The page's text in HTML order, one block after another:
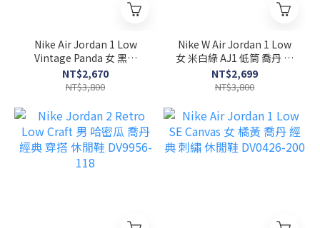
Nike Air Jordan 1 Low
Vintage Panda 女 黑白
AJ1 休閒鞋 FB9893-101
NT$2,670
NT$3,800
Nike W Air Jordan 1 Low
女 米白綠 AJ1 低筒 喬丹 經
典 休閒鞋 DC0774-001
NT$2,699
NT$3,800